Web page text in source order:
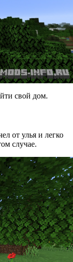
свой дом.
от улья и легко
случае.